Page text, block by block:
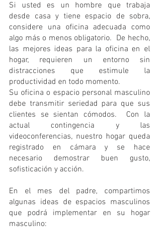
Si usted es un hombre que trabaja
desde casa y tiene espacio de sobra,
considere una oficina adecuada como
algo más o menos obligatorio.  De hecho,
las mejores ideas para la oficina en el
hogar, requieren un entorno sin
distracciones que estimule la
productividad en todo momento.
Su oficina o espacio personal masculino
debe transmitir seriedad para que sus
clientes se sientan cómodos.  Con la
actual contingencia y las
videoconferencias, nuestro hogar queda
registrado en cámara y se hace
necesario demostrar buen gusto,
sofisticación y acción.
En el mes del padre, compartimos
algunas ideas de espacios masculinos
que podrá implementar en su hogar
masculino: